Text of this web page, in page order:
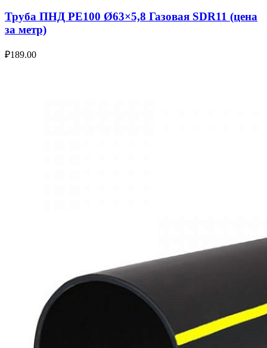
Труба ПНД РЕ100 Ø63×5,8 Газовая SDR11 (цена
за метр)
₽189.00